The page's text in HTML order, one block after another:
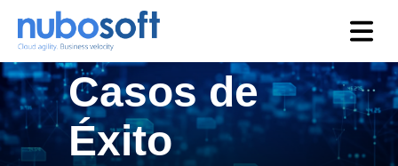
Casos de
Éxito